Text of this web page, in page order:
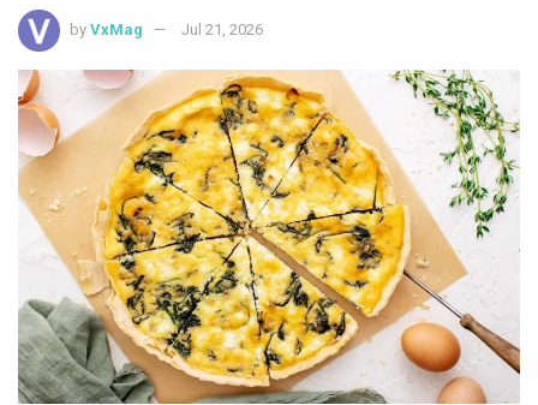
by VxMag Jul 21, 2026